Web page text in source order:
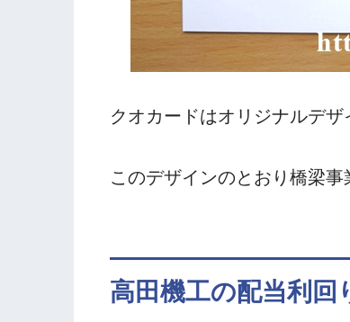
クオカードはオリジナルデザ
このデザインのとおり橋梁事
高田機工の配当利回